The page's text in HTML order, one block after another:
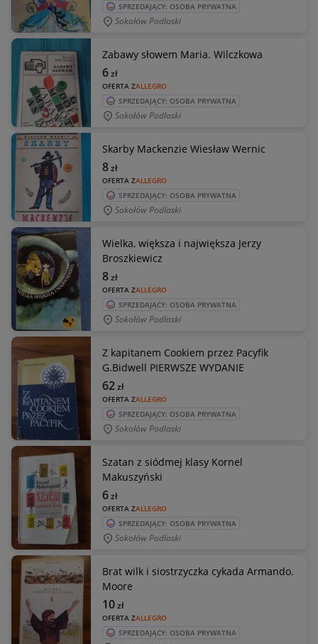
SPRZEDAJĄCY: OSOBA PRYWATNA
Sokołów Podlaski
Zabawy słowem Maria. Wilczkowa
OFERTA ZALLEGRO
6zł
SPRZEDAJĄCY: OSOBA PRYWATNA
Sokołów Podlaski
Skarby Mackenzie Wiesław Wernic
OFERTA ZALLEGRO
8zł
SPRZEDAJĄCY: OSOBA PRYWATNA
Sokołów Podlaski
Wielka, większa i największa Jerzy
Broszkiewicz
OFERTA ZALLEGRO
8zł
SPRZEDAJĄCY: OSOBA PRYWATNA
Sokołów Podlaski
Z kapitanem Cookiem przez Pacyfik
G.Bidwell PIERWSZE WYDANIE
OFERTA ZALLEGRO
62zł
SPRZEDAJĄCY: OSOBA PRYWATNA
Sokołów Podlaski
Szatan z siódmej klasy Kornel
Makuszyński
OFERTA ZALLEGRO
6zł
SPRZEDAJĄCY: OSOBA PRYWATNA
Sokołów Podlaski
Brat wilk i siostrzyczka cykada Armando.
Moore
OFERTA ZALLEGRO
10zł
SPRZEDAJĄCY: OSOBA PRYWATNA